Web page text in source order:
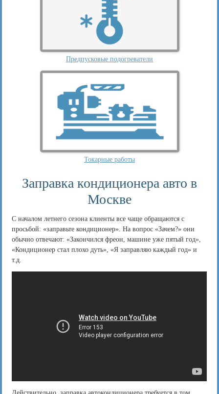
Предпусковые подогреватели
Токарные работы
Заправка кондиционера авто в
Москве
С началом летнего сезона клиенты все чаще обращаются с
просьбой: «заправьте кондиционер». На вопрос «Зачем?» они
обычно отвечают: «Закончился фреон, машине уже пятый год»,
«Кондиционер стал плохо дуть», «Я заправляю каждый год» и
т.д.